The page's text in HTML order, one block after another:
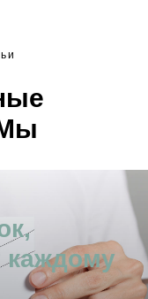
каждому